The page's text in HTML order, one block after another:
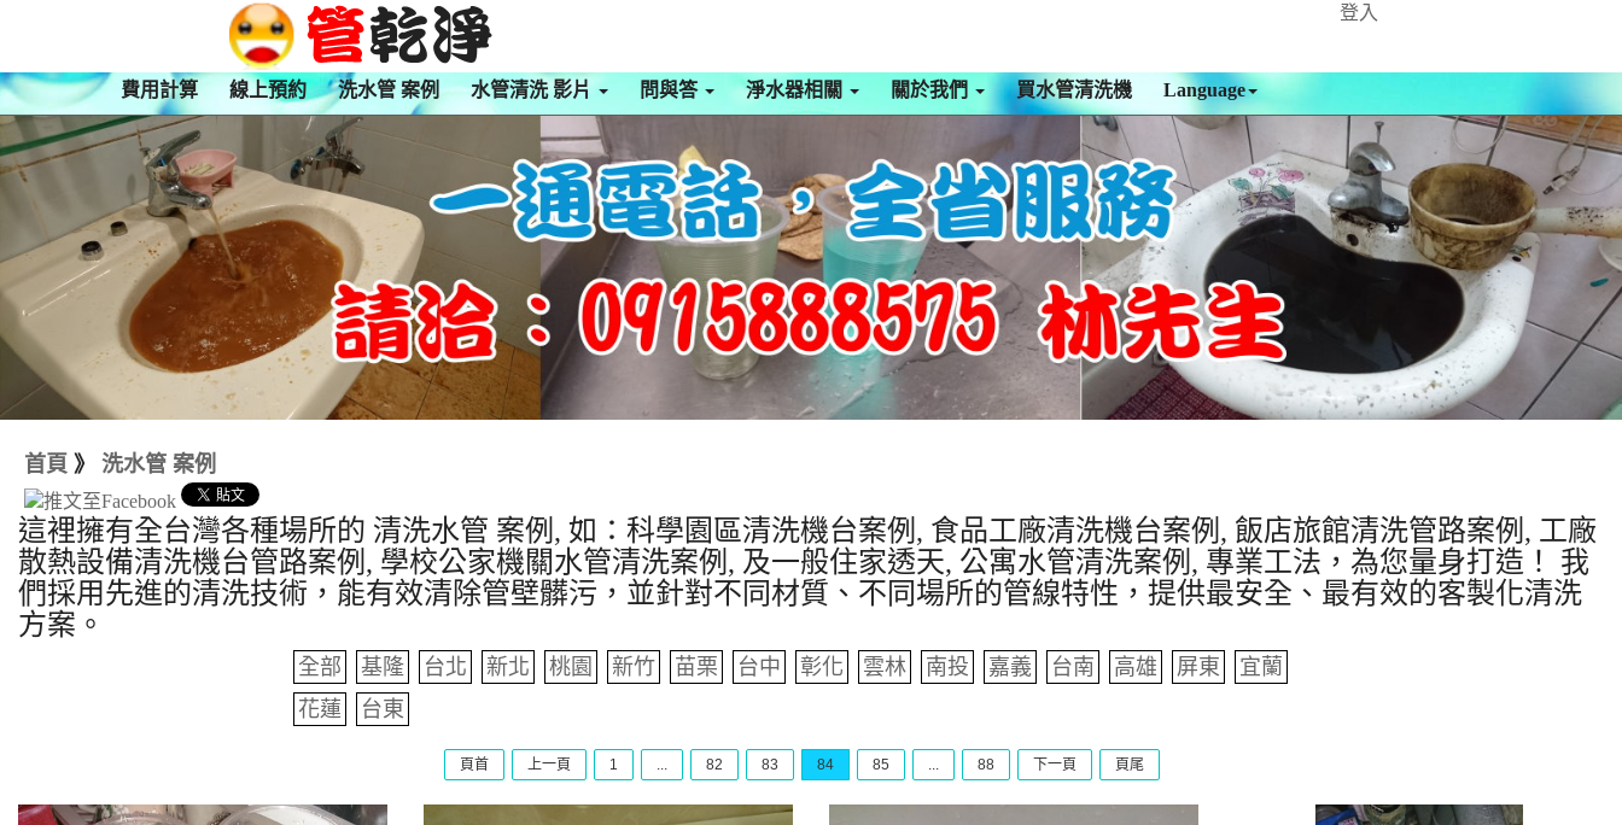
登入
費用計算 線上預約 洗水管 案例 水管清洗 影片 問與答 淨水器相關 關於我們 買水管清洗機 Language
首頁 》 洗水管 案例
這裡擁有全台灣各種場所的 清洗水管 案例, 如：科學園區清洗機台案例, 食品工廠清洗機台案例, 飯店旅館清洗管路案例, 工廠
散熱設備清洗機台管路案例, 學校公家機關水管清洗案例, 及一般住家透天, 公寓水管清洗案例, 專業工法，為您量身打造！ 我
們採用先進的清洗技術，能有效清除管壁髒污，並針對不同材質、不同場所的管線特性，提供最安全、最有效的客製化清洗
方案。
全部 基隆 台北 新北 桃園 新竹 苗栗 台中 彰化 雲林 南投 嘉義 台南 高雄 屏東
宜蘭
花蓮
台東
頁首 上一頁 1 ... 82 83 84 85 ... 88 下一頁 頁尾